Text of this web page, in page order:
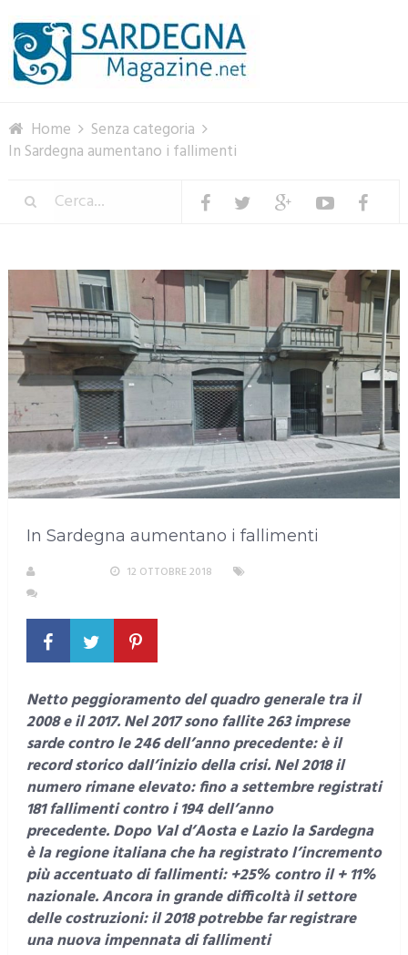
Home
Senza categoria
In Sardegna aumentano i fallimenti
In Sardegna aumentano i fallimenti
12 OTTOBRE 2018
Netto peggioramento del quadro generale tra il
2008 e il 2017. Nel 2017 sono fallite 263 imprese
sarde contro le 246 dell’anno precedente: è il
record storico dall’inizio della crisi.Nel 2018 il
numero rimane elevato: fino a settembre registrati
181 fallimenti contro i 194 dell’anno
precedente.Dopo Val d’Aosta e Lazio la Sardegna
è la regione italiana che ha registrato l’incremento
più accentuato di fallimenti: +25% contro il + 11%
nazionale.Ancora in grande difficoltà il settore
delle costruzioni: il 2018 potrebbe far registrare
una nuova impennata di fallimenti